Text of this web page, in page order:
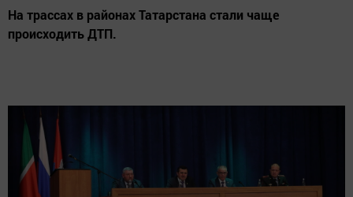
На трассах в районах Татарстана стали чаще
происходить ДТП.